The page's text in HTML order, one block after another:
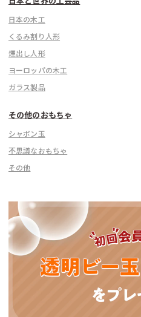
日本の木工
くるみ割り人形
煙出し人形
ヨーロッパの木工
ガラス製品
その他のおもちゃ
シャボン玉
不思議なおもちゃ
その他